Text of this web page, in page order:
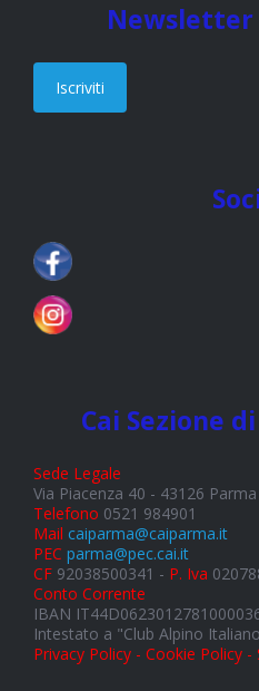
Newsletter
Iscriviti
Cai Sezione
Sede Legale
Via Piacenza 40 - 43126 Parma
Telefono 0521 984901
Mail caiparma@caiparma.it
PEC parma@pec.cai.it
CF 92038500341 - P. Iva
Conto Corrente
IBAN
Intestato a "Club Alpino
Privacy Policy - Cookie Policy